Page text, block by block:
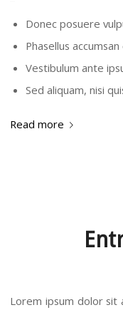
Donec posuere
Phasellus
Vestibulum ante
Sed aliquam, nisi
Read more
Lorem ipsum dolor sit